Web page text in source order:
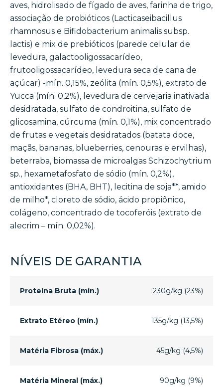
aves, hidrolisado de fígado de aves, farinha de trigo,
associação de probióticos (Lacticaseibacillus
rhamnosus e Bifidobacterium animalis subsp.
lactis) e mix de prebióticos (parede celular de
levedura, galactooligossacarídeo,
frutooligossacarídeo, levedura seca de cana de
açúcar) -mín. 0,15%, zeólita (mín. 0,5%), extrato de
Yucca (mín. 0,2%), levedura de cervejaria inativada
desidratada, sulfato de condroitina, sulfato de
glicosamina, cúrcuma (mín. 0,1%), mix concentrado
de frutas e vegetais desidratados (batata doce,
maçãs, bananas, blueberries, cenouras e ervilhas),
beterraba, biomassa de microalgas Schizochytrium
sp., hexametafosfato de sódio (mín. 0,2%),
antioxidantes (BHA, BHT), lecitina de soja**, amido
de milho*, cloreto de sódio, ácido propiônico,
colágeno, concentrado de tocoferóis (extrato de
alecrim – mín. 0,02%).
NÍVEIS DE GARANTIA
Proteína Bruta (mín.) 230g/kg (23%)
Extrato Etéreo (mín.) 135g/kg (13,5%)
Matéria Fibrosa (máx.) 45g/kg (4,5%)
Matéria Mineral (máx.) 90g/kg (9%)